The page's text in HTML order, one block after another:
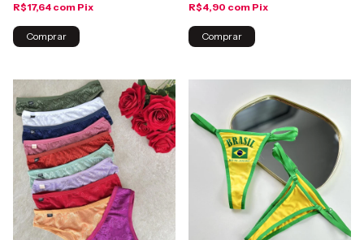
R$17,64 com Pix
Comprar
R$4,90 com Pix
Comprar